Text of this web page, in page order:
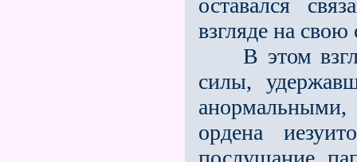
оставался
взгляде на
В этом
силы,
ордена